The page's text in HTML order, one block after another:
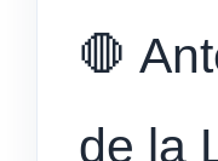
🛑
de la